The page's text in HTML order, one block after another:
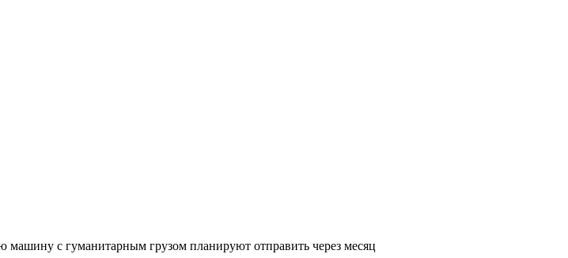
машину с гуманитарным грузом планируют отправить через месяц